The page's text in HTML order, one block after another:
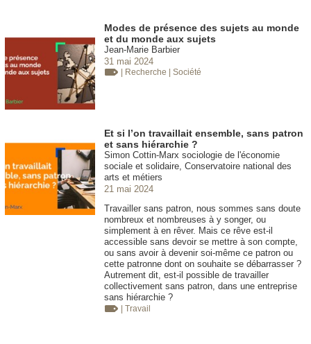
Modes de présence des sujets au monde
et du monde aux sujets
Jean-Marie Barbier
31 mai 2024
| Recherche | Société
Et si l’on travaillait ensemble, sans patron
et sans hiérarchie ?
Simon Cottin-Marx sociologie de l'économie
sociale et solidaire, Conservatoire national des
arts et métiers
21 mai 2024
Travailler sans patron, nous sommes sans doute
nombreux et nombreuses à y songer, ou
simplement à en rêver. Mais ce rêve est-il
accessible sans devoir se mettre à son compte,
ou sans avoir à devenir soi-même ce patron ou
cette patronne dont on souhaite se débarrasser ?
Autrement dit, est-il possible de travailler
collectivement sans patron, dans une entreprise
sans hiérarchie ?
| Travail